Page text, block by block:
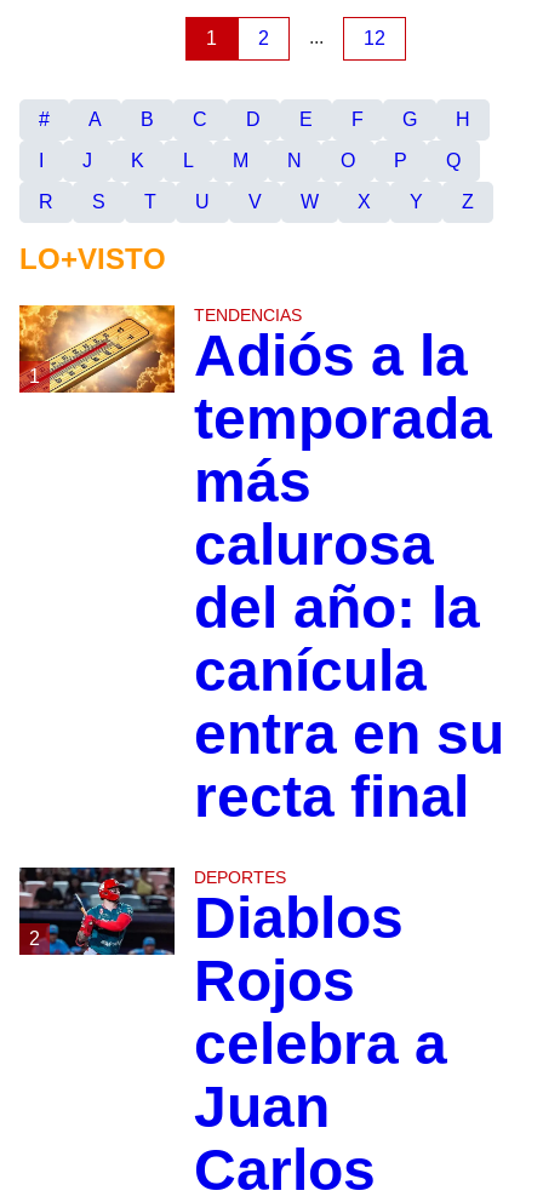
1 2 ... 12
# A B C D E F G
H
J K L M N O P
Q
R
S T U V W X Y Z
LO+VISTO
1
TENDENCIAS
Adiós a la
temporada
más
calurosa
del año: la
canícula
entra en su
recta final
2
DEPORTES
Diablos
Rojos
celebra a
Juan
Carlos